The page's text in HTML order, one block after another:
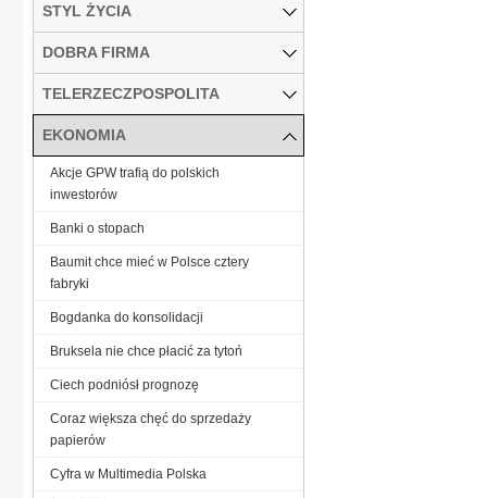
STYL ŻYCIA
DOBRA FIRMA
TELERZECZPOSPOLITA
EKONOMIA
Akcje GPW trafią do polskich
inwestorów
Banki o stopach
Baumit chce mieć w Polsce cztery
fabryki
Bogdanka do konsolidacji
Bruksela nie chce płacić za tytoń
Ciech podniósł prognozę
Coraz większa chęć do sprzedaży
papierów
Cyfra w Multimedia Polska